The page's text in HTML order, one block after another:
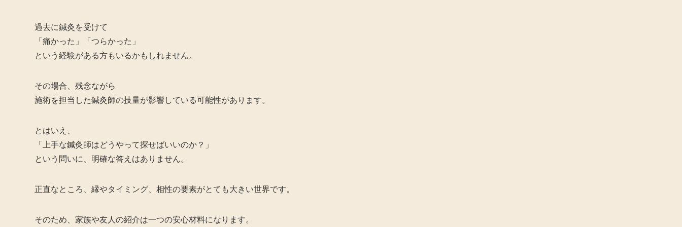
過去に鍼灸を受けて
「痛かった」「つらかった」
という経験がある方もいるかもしれません。
その場合、残念ながら
施術を担当した鍼灸師の技量が影響している可能性があります。
とはいえ、
「上手な鍼灸師はどうやって探せばいいのか？」
という問いに、明確な答えはありません。
正直なところ、縁やタイミング、相性の要素がとても大きい世界です。
そのため、家族や友人の紹介は一つの安心材料になります。